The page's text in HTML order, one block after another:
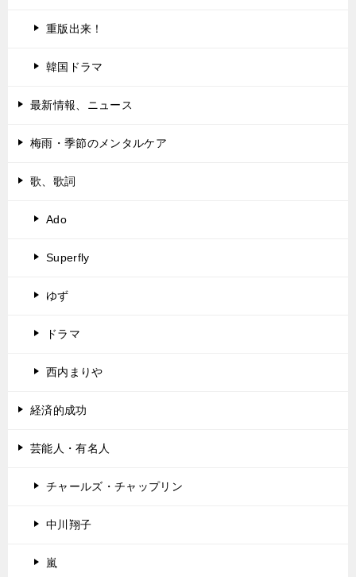
重版出来！
韓国ドラマ
最新情報、ニュース
梅雨・季節のメンタルケア
歌、歌詞
Ado
Superfly
ゆず
ドラマ
西内まりや
経済的成功
芸能人・有名人
チャールズ・チャップリン
中川翔子
嵐